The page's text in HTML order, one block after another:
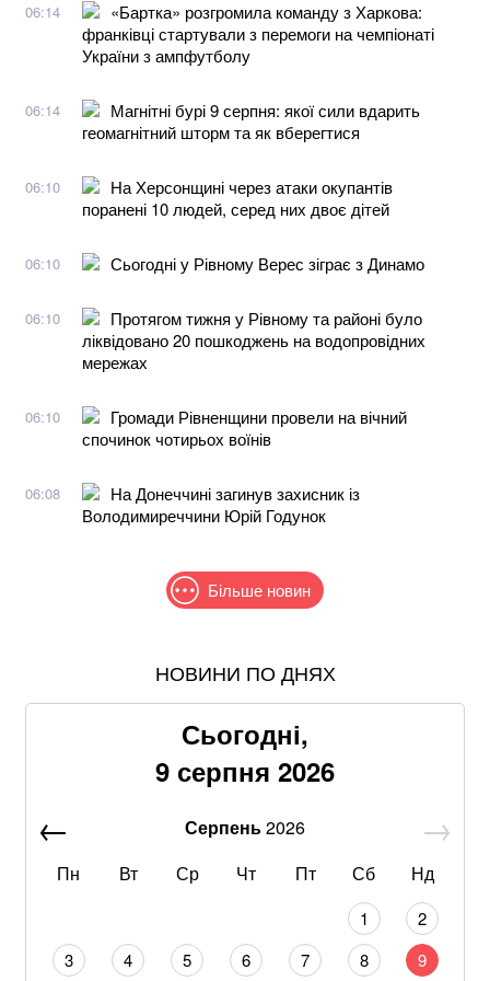
06:14
«Бартка» розгромила команду з Харкова:
франківці стартували з перемоги на чемпіонаті
України з ампфутболу
06:14
Магнітні бурі 9 серпня: якої сили вдарить
геомагнітний шторм та як вберегтися
06:10
На Херсонщині через атаки окупантів
поранені 10 людей, серед них двоє дітей
06:10 Сьогодні у Рівному Верес зіграє з Динамо
06:10
Протягом тижня у Рівному та районі було
ліквідовано 20 пошкоджень на водопровідних
мережах
06:10
Громади Рівненщини провели на вічний
спочинок чотирьох воїнів
06:08
На Донеччині загинув захисник із
Володимиреччини Юрій Годунок
Більше новин
Понад 9,2 млрд грн: що відомо про нову гучну
Хацкевич: Гуцуляк навіть не прийшов потиснути
Через повагу до Реалу: Родрі отримуватиме в
Що корисніше — кавун чи диня: експерти дали
НОВИНИ ПО ДНЯХ
Сьогодні,
9 серпня 2026
Серпень2026
Пн
Вт Ср Чт Пт Сб Нд
1
2
3
4 5 6 7 8
9